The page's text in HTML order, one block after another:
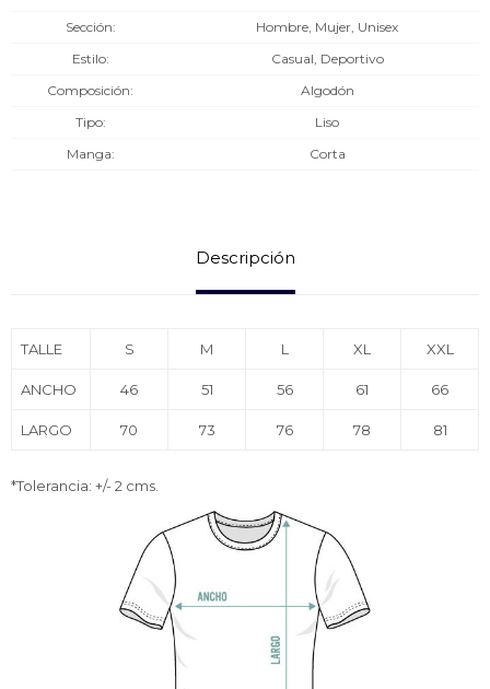
Sección
Hombre, Mujer, Unisex
Estilo
Casual, Deportivo
Composición
Algodón
Tipo
Liso
Manga
Corta
Descripción
TALLE S M L XL XXL
ANCHO 46 51 56 61 66
LARGO 70 73 76 78 81
*Tolerancia: +/- 2 cms.